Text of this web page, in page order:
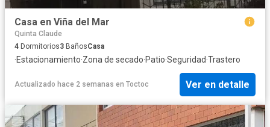
Casa en Viña del Mar
Quinta Claude
4 Dormitorios3 BañosCasa
·Estacionamiento·Zona de secado·Patio·Seguridad·Trastero
Actualizado hace 2 semanas en Toctoc Ver en detalle